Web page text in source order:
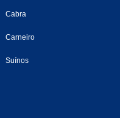
Cabra
Carneiro
Suínos